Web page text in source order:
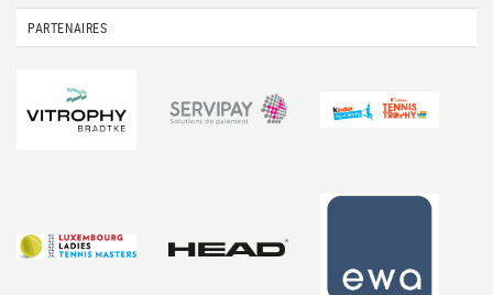
PARTENAIRES